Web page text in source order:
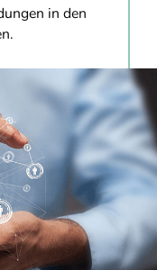
in den